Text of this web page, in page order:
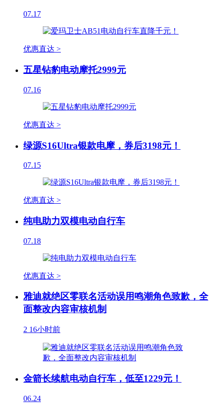
07.17
优惠直达 >
五星钻豹电动摩托2999元
07.16
优惠直达 >
绿源S16Ultra银款电摩，券后3198元！
07.15
优惠直达 >
纯电助力双模电动自行车
07.18
优惠直达 >
雅迪就绝区零联名活动误用鸣潮角色致歉，全
面整改内容审核机制
2 16小时前
金箭长续航电动自行车，低至1229元！
06.24